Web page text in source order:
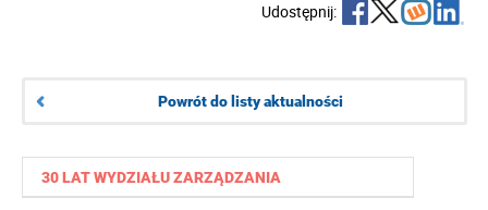
30 LAT WYDZIAŁU ZARZĄDZANIA
Udostępnij:
Powrót do listy aktualności